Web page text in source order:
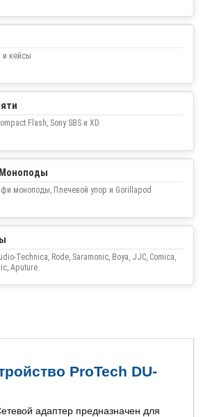
и кейсы
Flash, Sony SBS и XD.
моноподы, Плечевой упор и Gorillapod
Technica, Rode, Saramonic, Boya, JJC, Comica,
Aputure.
ProTech DU-
адаптер предназначен для